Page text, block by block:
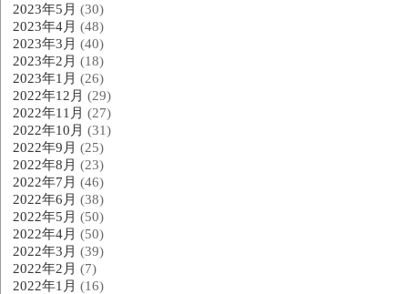
2023年5月 (30)
2023年4月 (48)
2023年3月 (40)
2023年2月 (18)
2023年1月 (26)
2022年12月 (29)
2022年11月 (27)
2022年10月 (31)
2022年9月 (25)
2022年8月 (23)
2022年7月 (46)
2022年6月 (38)
2022年5月 (50)
2022年4月 (50)
2022年3月 (39)
2022年2月 (7)
2022年1月 (16)